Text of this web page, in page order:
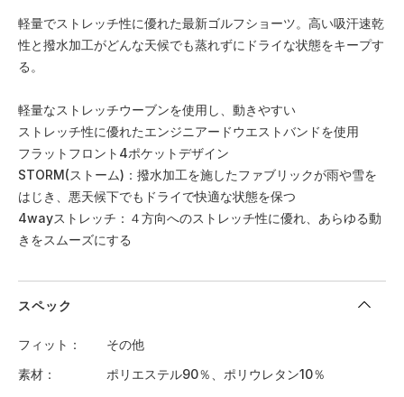
軽量でストレッチ性に優れた最新ゴルフショーツ。高い吸汗速乾
性と撥水加工がどんな天候でも蒸れずにドライな状態をキープす
る。
軽量なストレッチウーブンを使用し、動きやすい
ストレッチ性に優れたエンジニアードウエストバンドを使用
フラットフロント4ポケットデザイン
STORM(ストーム)：撥水加工を施したファブリックが雨や雪を
はじき、悪天候下でもドライで快適な状態を保つ
4wayストレッチ：４方向へのストレッチ性に優れ、あらゆる動
きをスムーズにする
スペック
フィット
その他
素材
ポリエステル90％、ポリウレタン10％